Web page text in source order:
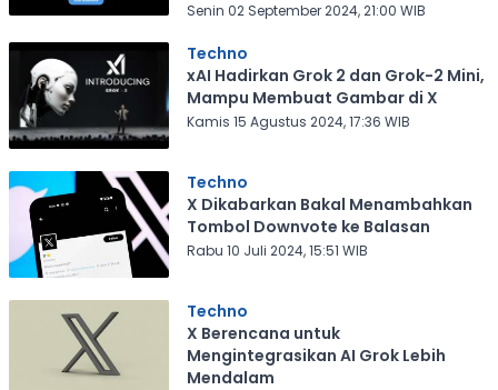
Senin 02 September 2024, 21:00 WIB
Techno
xAI Hadirkan Grok 2 dan Grok-2 Mini,
Mampu Membuat Gambar di X
Kamis 15 Agustus 2024, 17:36 WIB
Techno
X Dikabarkan Bakal Menambahkan
Tombol Downvote ke Balasan
Rabu 10 Juli 2024, 15:51 WIB
Techno
X Berencana untuk
Mengintegrasikan AI Grok Lebih
Mendalam